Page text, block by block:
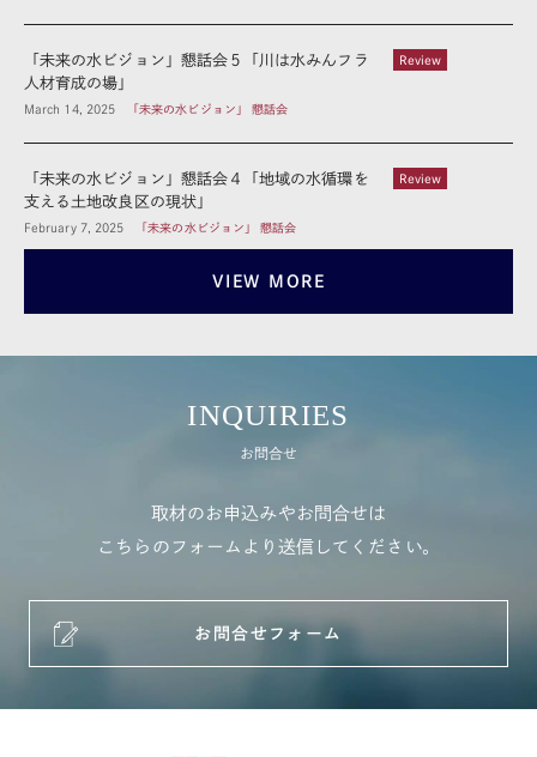
Review
「未来の水ビジョン」懇話会５「川は水みんフラ
人材育成の場」
March 14, 2025 「未来の水ビジョン」 懇話会
Review
「未来の水ビジョン」懇話会４「地域の水循環を
支える土地改良区の現状」
February 7, 2025 「未来の水ビジョン」 懇話会
VIEW MORE
INQUIRIES
お問合せ
取材のお申込みやお問合せは
こちらのフォームより送信してください。
お問合せフォーム